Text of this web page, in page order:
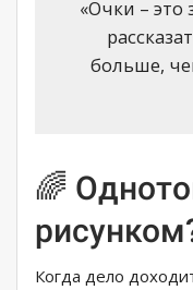
«Очки – это
больше,
🌈
Когда дело